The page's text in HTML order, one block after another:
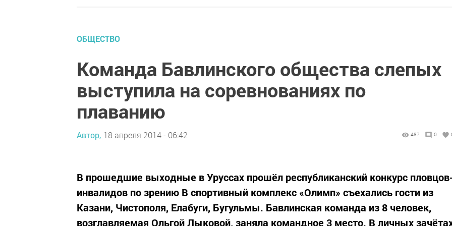
ОБЩЕСТВО
Команда Бавлинского общества слепых
выступила на соревнованиях по
плаванию
Автор, 18 апреля 2014 - 06:42 487 0
В прошедшие выходные в Уруссах прошёл республиканский конкурс
инвалидов по зрению В спортивный комплекс «Олимп» съехались гости из
Казани, Чистополя, Елабуги, Бугульмы. Бавлинская команда из 8 человек,
возглавляемая Ольгой Лыковой, заняла командное 3 место. В личных